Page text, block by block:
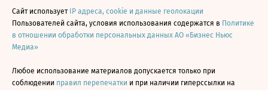
Сайт использует IP адреса, cookie и данные геолокации
Пользователей сайта, условия использования содержатся в Политике
в отношении обработки персональных данных АО «Бизнес Ньюс
Медиа»
Любое использование материалов допускается только при
соблюдении правил перепечатки и при наличии гиперссылки на